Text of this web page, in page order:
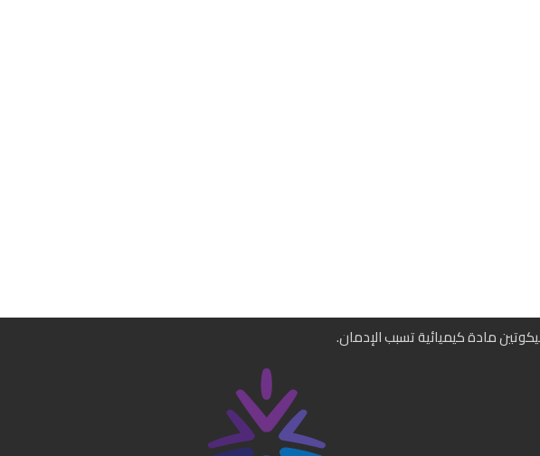
مادة كيميائية تسبب الإدمان.